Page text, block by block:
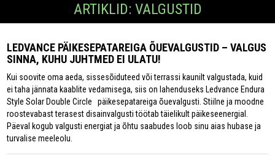
ARTIKLID: VALGUSTID
LEDVANCE PÄIKESEPATAREIGA ÕUEVALGUSTID – VALGUS
SINNA, KUHU JUHTMED EI ULATU!
Kui soovite oma aeda, sissesõiduteed või terrassi kaunilt valgustada, kuid
ei taha jännata kaablite vedamisega, siis on lahenduseks Ledvance Endura
Style Solar Double Circle päikesepatareiga õuevalgusti. Stiilne ja moodne
roostevabast terasest disainvalgusti töötab täielikult päikeseenergial.
Päeval kogub valgusti energiat ja õhtu saabudes loob sinu aias hubase ja
turvalise meeleolu.